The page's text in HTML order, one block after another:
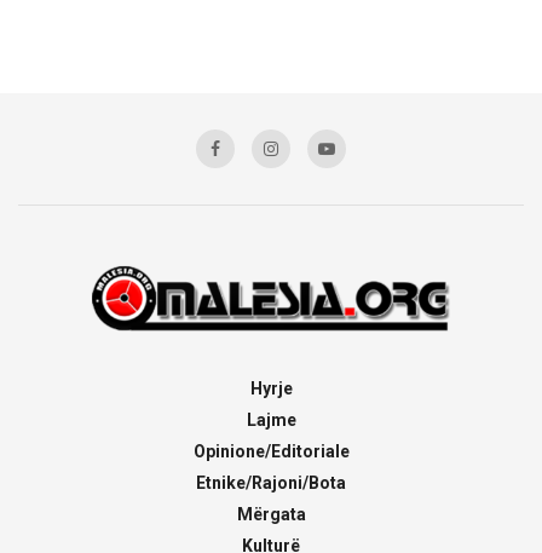
Hyrje
Lajme
Opinione/Editoriale
Etnike/Rajoni/Bota
Mërgata
Kulturë